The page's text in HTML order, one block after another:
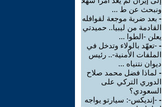
ونبحث عن ط ...
- بعد ضربة موجعة لقوافله
القادمة من ليبيا.. حميدتي
يعلن -الطوا ...
- -تعهّد بالولاء وتدخل في
الملفات الأمنية-.. رئيس
ديوان نتنياه ...
- لماذا فضل محمد صلاح
الدوري التركي على
السعودي؟
- -إنديكس-: سيارتو يواجه